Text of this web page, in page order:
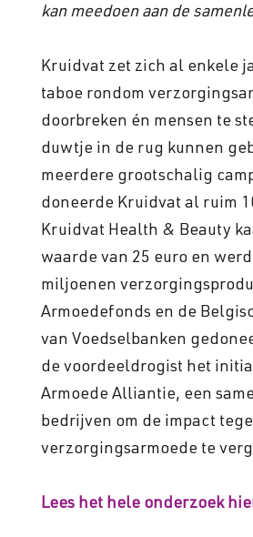
kan meedoen aan de
Kruidvat zet zich al enkele
taboe rondom
doorbreken én mensen te
duwtje in de rug kunnen
meerdere grootschalig
doneerde Kruidvat al ruim
Kruidvat Health & Beauty
waarde van 25 euro en
miljoenen
Armoedefonds en de
van Voedselbanken
de voordeeldrogist het
Armoede Alliantie, een
bedrijven om de impact
verzorgingsarmoede te
Lees het hele onderzoek